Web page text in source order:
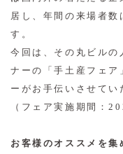
居し、年間の来場者
す。
今回は、その丸ビル
ナーの「手土産フェア
ーがお手伝いさせてい
（フェア実施期間：
お客様のオススメを集